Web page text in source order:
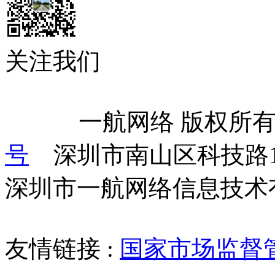
关注我们
一航网络 版
号
深圳市南山区科技
深圳市一航网络信息技
友情链接 : 国家市场监督